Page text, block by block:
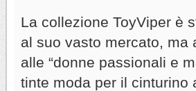
La collezione ToyViper è
al suo vasto mercato, ma
alle “donne passionali e
tinte moda per il cinturino